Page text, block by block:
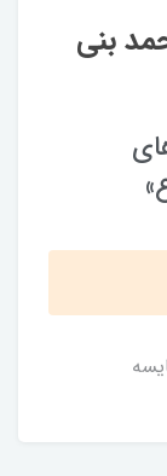
بنی